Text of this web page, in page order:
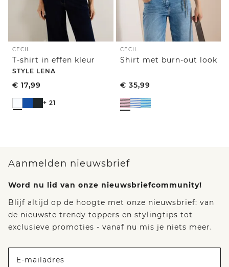
CECIL
T-shirt in effen kleur
STYLE LENA
€ 17,99
+ 21
CECIL
Shirt met burn-out look
€ 35,99
Aanmelden nieuwsbrief
Word nu lid van onze nieuwsbriefcommunity!
Blijf altijd op de hoogte met onze nieuwsbrief: van
de nieuwste trendy toppers en stylingtips tot
exclusieve promoties - vanaf nu mis je niets meer.
E-mailadres